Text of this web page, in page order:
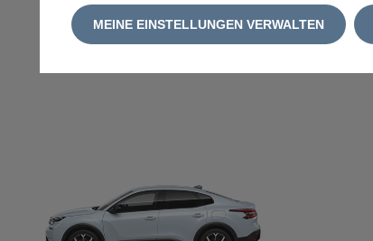
MEINE EINSTELLUNGEN VERWALTEN